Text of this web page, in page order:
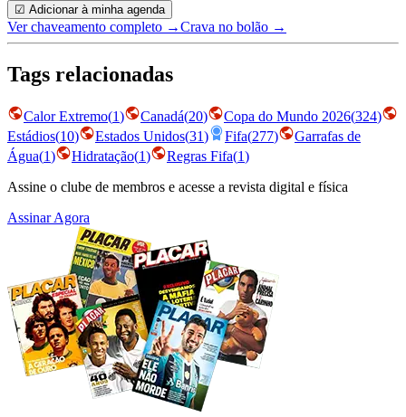
☑ Adicionar à minha agenda
Ver chaveamento completo →Crava no bolão →
Tags relacionadas
Calor Extremo(1) Canadá(20) Copa do Mundo 2026(324)
Estádios(10) Estados Unidos(31) Fifa(277)
Garrafas de
Água(1) Hidratação(1) Regras Fifa(1)
Assine o clube de membros e acesse a revista digital e física
Assinar Agora